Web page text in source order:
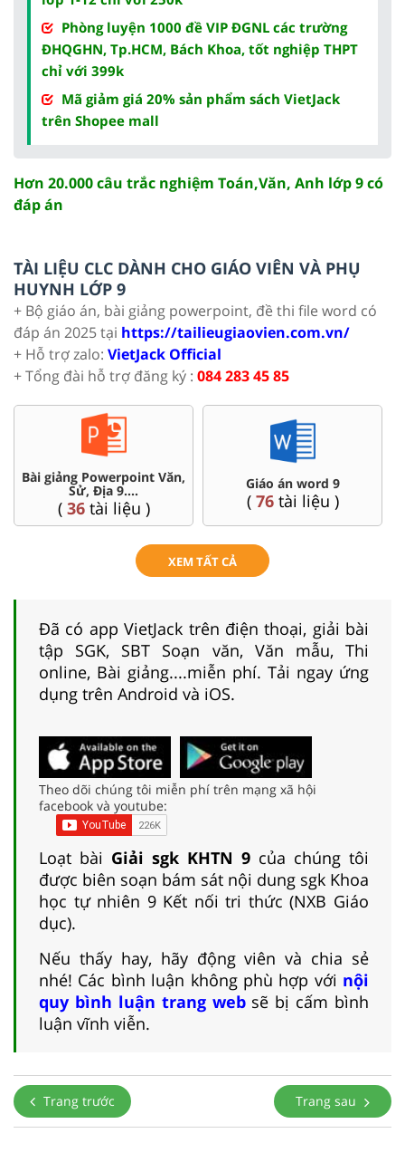
Phòng luyện 1000 đề VIP ĐGNL các trường
ĐHQGHN, Tp.HCM, Bách Khoa, tốt nghiệp THPT
chỉ với 399k
Mã giảm giá 20% sản phẩm sách VietJack
trên Shopee mall
Hơn 20.000 câu trắc nghiệm Toán,Văn, Anh lớp 9 có
đáp án
TÀI LIỆU CLC DÀNH CHO GIÁO VIÊN VÀ PHỤ
HUYNH LỚP 9
+ Bộ giáo án, bài giảng powerpoint, đề thi file word có
đáp án 2025 tại https://tailieugiaovien.com.vn/
+ Hỗ trợ zalo: VietJack Official
+ Tổng đài hỗ trợ đăng ký : 084 283 45 85
Bài giảng Powerpoint Văn,
Sử, Địa 9....
( 36tài liệu )
Giáo án word 9
( 76tài liệu )
XEM TẤT CẢ
Đã có app VietJack trên điện thoại, giải bài
tập SGK, SBT Soạn văn, Văn mẫu, Thi
online, Bài giảng....miễn phí. Tải ngay ứng
dụng trên Android và iOS.
Theo dõi chúng tôi miễn phí trên mạng xã hội
facebook và youtube:
Loạt bài Giải sgk KHTN 9 của chúng tôi
được biên soạn bám sát nội dung sgk Khoa
học tự nhiên 9 Kết nối tri thức (NXB Giáo
dục).
Nếu thấy hay, hãy động viên và chia sẻ
nhé! Các bình luận không phù hợp với nội
quy bình luận trang websẽ bị cấm bình
luận vĩnh viễn.
Trang trước Trang sau